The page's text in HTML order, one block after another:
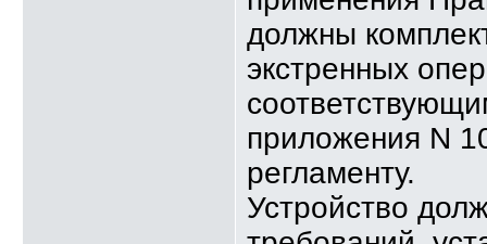
должны
экстренных
приложения N
регламенту.
Устройство